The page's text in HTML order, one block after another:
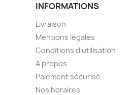
INFORMATIONS
Livraison
Mentions légales
Conditions d'utilisation
A propos
Paiement sécurisé
Nos horaires